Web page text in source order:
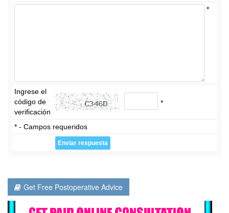
*
Ingrese el
código de
verificación
*
* - Campos requeridos
Get Free Postoperative Advice